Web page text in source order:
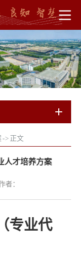
-> 正文
人才培养方案
者：
专业代